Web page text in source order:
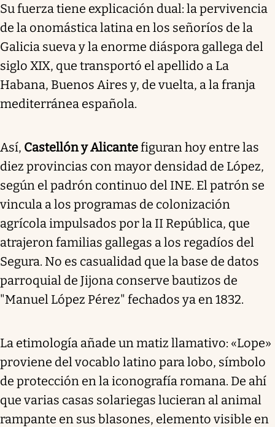
Su fuerza tiene explicación dual: la pervivencia
de la onomástica latina en los señoríos de la
Galicia sueva y la enorme diáspora gallega del
siglo XIX, que transportó el apellido a La
Habana, Buenos Aires y, de vuelta, a la franja
mediterránea española.
Así, Castellón y Alicantefiguran hoy entre las
diez provincias con mayor densidad de López,
según el padrón continuo del INE. El patrón se
vincula a los programas de colonización
agrícola impulsados por la II República, que
atrajeron familias gallegas a los regadíos del
Segura. No es casualidad que la base de datos
parroquial de Jijona conserve bautizos de
"Manuel López Pérez" fechados ya en 1832.
La etimología añade un matiz llamativo: «Lope»
proviene del vocablo latino para lobo, símbolo
de protección en la iconografía romana. De ahí
que varias casas solariegas lucieran al animal
rampante en sus blasones, elemento visible en